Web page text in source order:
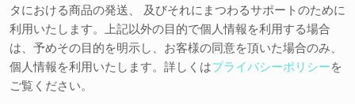
タにおける商品の発送、 及びそれにまつわるサポートのために
利用いたします。上記以外の目的で個人情報を利用する場合
は、予めその目的を明示し、お客様の同意を頂いた場合のみ、
個人情報を利用いたします。詳しくはプライバシーポリシーを
ご覧ください。